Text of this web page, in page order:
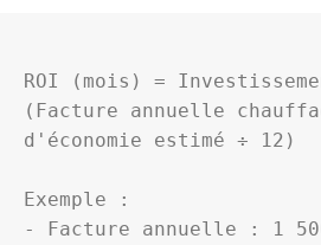
ROI (mois) =
(Facture annuelle
d'économie estimé ÷ 12)
Exemple :
- Facture annuelle : 1